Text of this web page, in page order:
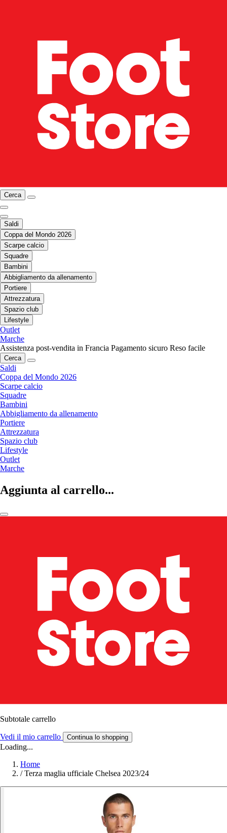
Cerca
Saldi
Coppa del Mondo 2026
Scarpe calcio
Squadre
Bambini
Abbigliamento da allenamento
Portiere
Attrezzatura
Spazio club
Lifestyle
Outlet
Marche
Assistenza post-vendita in Francia Pagamento sicuro Reso facile
Cerca
Saldi
Coppa del Mondo 2026
Scarpe calcio
Squadre
Bambini
Abbigliamento da allenamento
Portiere
Attrezzatura
Spazio club
Lifestyle
Outlet
Marche
Aggiunta al carrello...
Subtotale carrello
Vedi il mio carrello Continua lo shopping
Loading...
Home
/ Terza maglia ufficiale Chelsea 2023/24